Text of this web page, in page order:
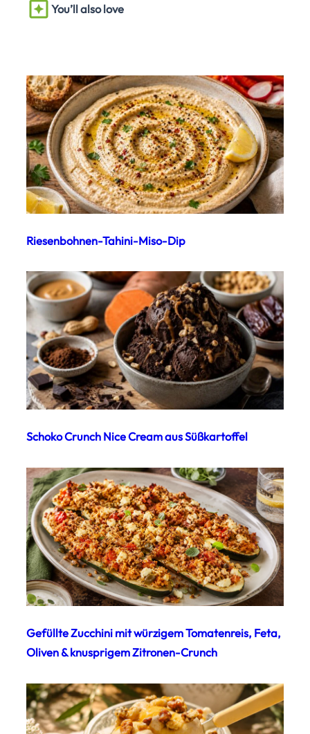
You’ll also love
Riesenbohnen-Tahini-Miso-Dip
Schoko Crunch Nice Cream aus Süßkartoffel
Gefüllte Zucchini mit würzigem Tomatenreis, Feta,
Oliven & knusprigem Zitronen-Crunch